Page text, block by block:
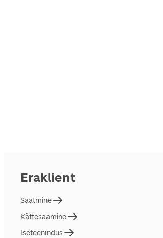
Eraklient
Saatmine
Kättesaamine
Iseteenindus